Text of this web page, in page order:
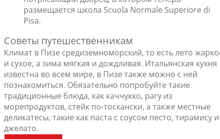
размещается школа Scuola Normale Superiore di
Pisa.
Советы путешественникам
Климат в Пизе средиземноморский, то есть лето
и сухое, а зима мягкая и дождливая. Итальянская кухня
известна во всем мире, в Пизе также можно с ней
познакомиться. Обязательно попробуйте такие
традиционные блюда, как каччукко, рагу из
морепродуктов, стейк по-тоскански, а также местные
деликатесы, такие как паста с соусом песто, тирамису и
джелато.